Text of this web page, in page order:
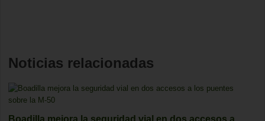
Noticias relacionadas
Boadilla mejora la seguridad vial en dos accesos a